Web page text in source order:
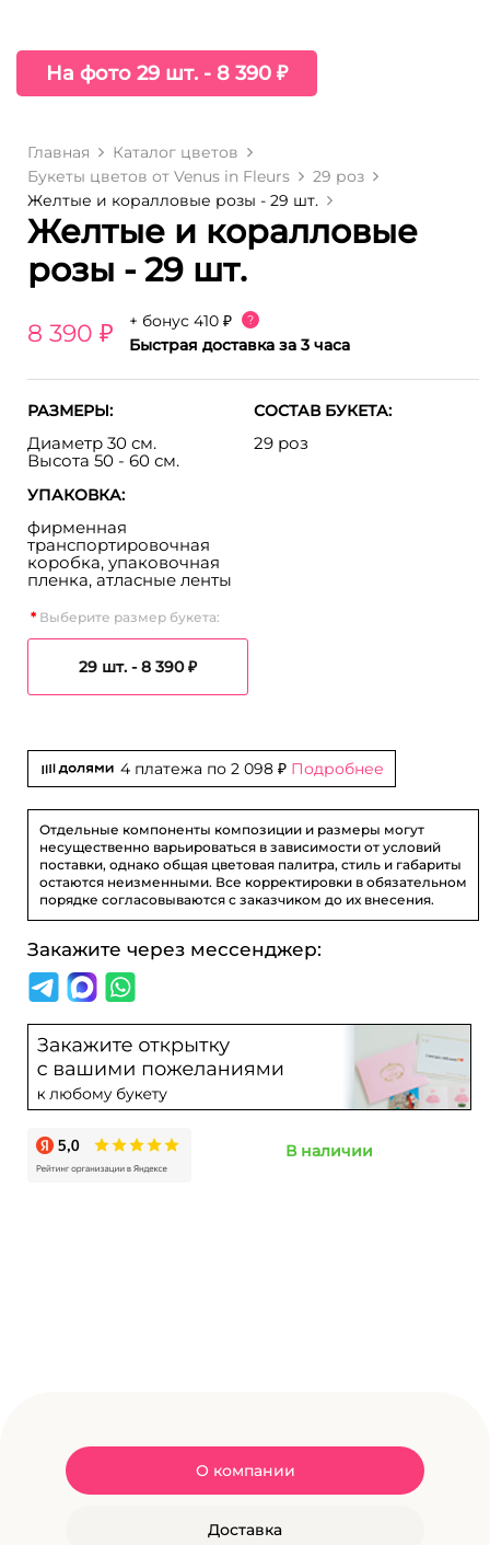
На фото 29 шт. - 8 390 ₽
Главная
Каталог цветов
Букеты цветов от Venus in Fleurs
29 роз
Желтые и коралловые розы - 29 шт.
Желтые и коралловые
розы - 29 шт.
8 390 ₽ + бонус 410 ₽ ?
Быстрая доставка за 3 часа
РАЗМЕРЫ:
Диаметр 30 см.
Высота 50 - 60 см.
СОСТАВ БУКЕТА:
29 роз
УПАКОВКА:
фирменная
транспортировочная
коробка, упаковочная
пленка, атласные ленты
Выберите размер букета:
29 шт. -8 390 ₽
4 платежа по 2 098 ₽ Подробнее
Отдельные компоненты композиции и размеры могут
несущественно варьироваться в зависимости от условий
поставки, однако общая цветовая палитра, стиль и габариты
остаются неизменными. Все корректировки в обязательном
порядке согласовываются с заказчиком до их внесения.
Закажите через мессенджер:
В наличии
О компании
Доставка